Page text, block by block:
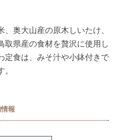
奥大山産の原木しいたけ、
取県産の食材を贅沢に使用し
定食は、みそ汁や小鉢付きで
報